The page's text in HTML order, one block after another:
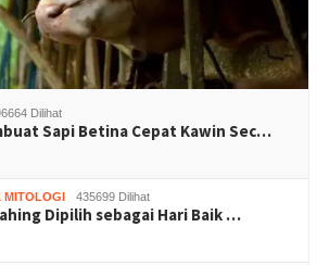
Dilihat
Sapi Betina Cepat Kawin Sec…
MITOLOGI 435699 Dilihat
Dipilih sebagai Hari Baik …